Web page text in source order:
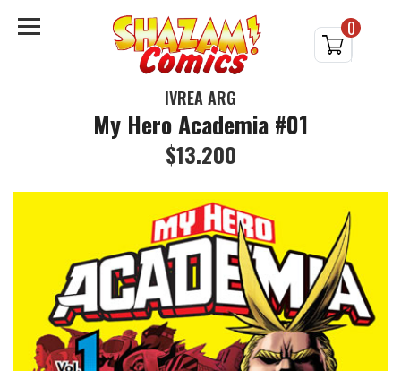
0
IVREA ARG
My Hero Academia #01
$13.200